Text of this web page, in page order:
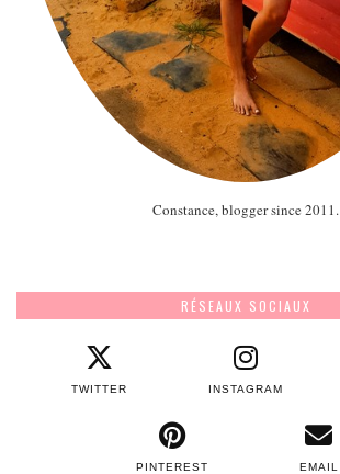
Constance, blogger since 2011.
RÉSEAUX SOCIAUX
TWITTER INSTAGRAM
PINTEREST EMAIL